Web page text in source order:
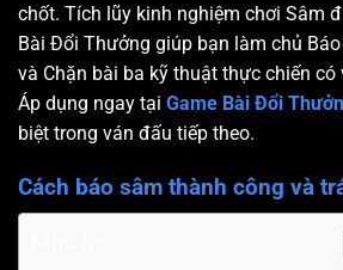
chốt. Tích lũy kinh nghiệm chơi Sâm
Bài Đổi Thưởng giúp bạn làm chủ
và Chặn bài ba kỹ thuật thực chiến có
Áp dụng ngay tại Game Bài Đổi
biệt trong ván đấu tiếp theo.
Cách báo sâm thành công và